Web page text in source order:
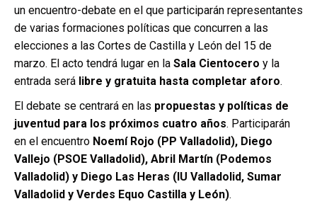
un encuentro-debate en el que participarán representantes
de varias formaciones políticas que concurren a las
elecciones a las Cortes de Castilla y León del 15 de
marzo. El acto tendrá lugar en la Sala Cientocero y la
entrada será libre y gratuita hasta completar aforo.
El debate se centrará en las propuestas y políticas de
juventud para los próximos cuatro años. Participarán
en el encuentro Noemí Rojo (PP Valladolid), Diego
Vallejo (PSOE Valladolid), Abril Martín (Podemos
Valladolid) y Diego Las Heras (IU Valladolid, Sumar
Valladolid y Verdes Equo Castilla y León).